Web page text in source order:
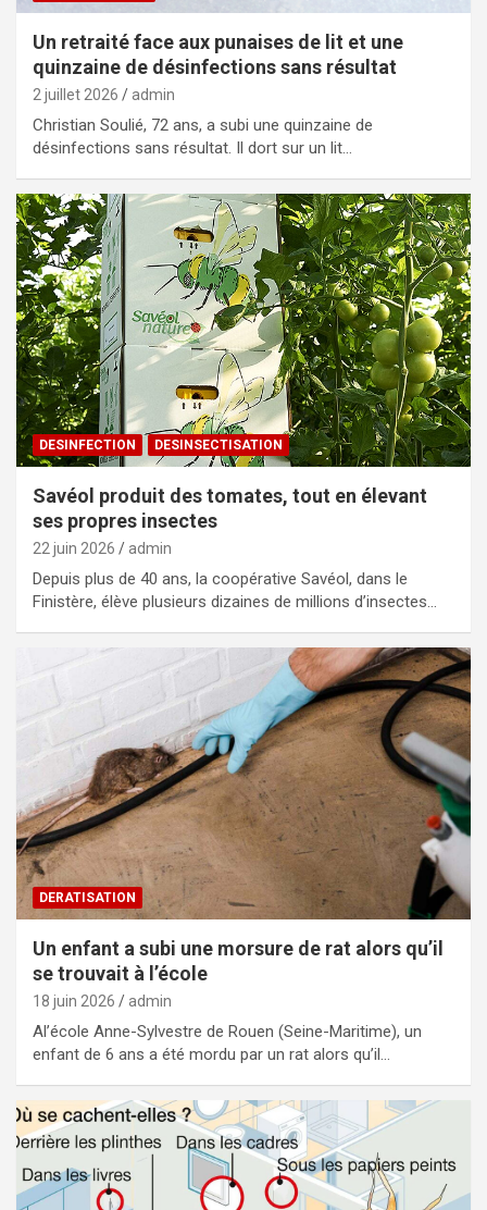
Un retraité face aux punaises de lit et une
quinzaine de désinfections sans résultat
2 juillet 2026 admin
Christian Soulié, 72 ans, a subi une quinzaine de
désinfections sans résultat. Il dort sur un lit…
DESINFECTION DESINSECTISATION
Savéol produit des tomates, tout en élevant
ses propres insectes
22 juin 2026 admin
Depuis plus de 40 ans, la coopérative Savéol, dans le
Finistère, élève plusieurs dizaines de millions d’insectes…
DERATISATION
Un enfant a subi une morsure de rat alors qu’il
se trouvait à l’école
18 juin 2026 admin
Al’école Anne-Sylvestre de Rouen (Seine-Maritime), un
enfant de 6 ans a été mordu par un rat alors qu’il…